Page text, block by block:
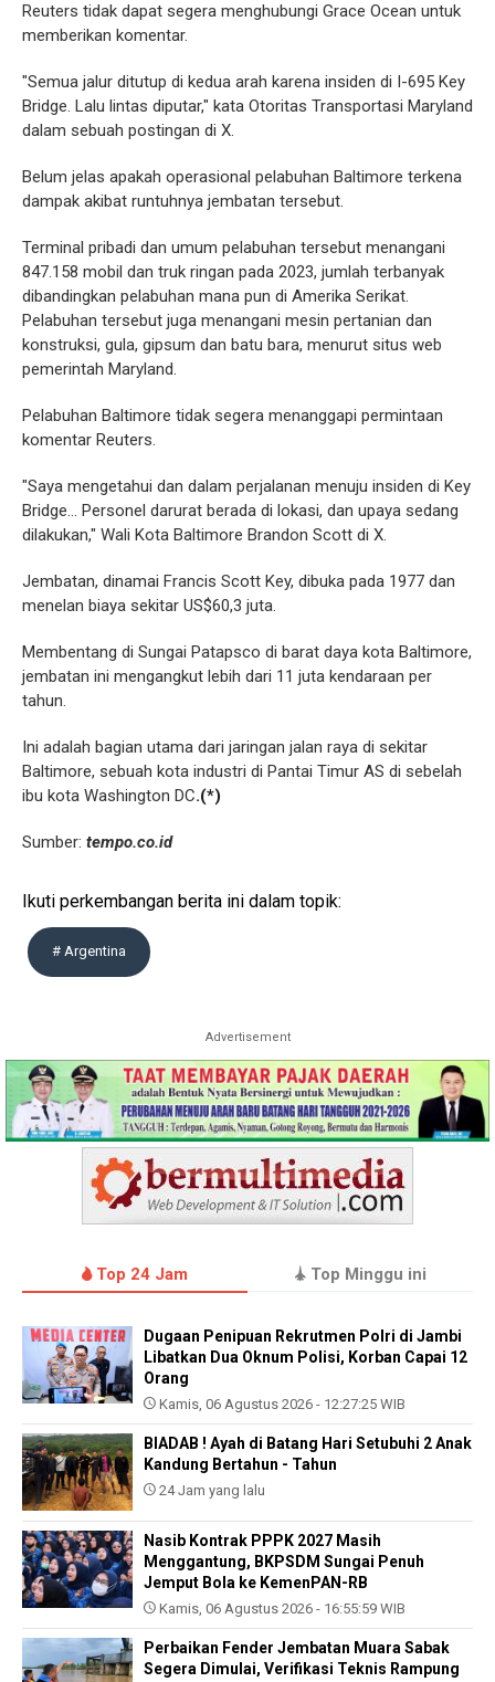
Reuters tidak dapat segera menghubungi Grace Ocean untuk
memberikan komentar.
"Semua jalur ditutup di kedua arah karena insiden di I-695 Key
Bridge. Lalu lintas diputar," kata Otoritas Transportasi Maryland
dalam sebuah postingan di X.
Belum jelas apakah operasional pelabuhan Baltimore terkena
dampak akibat runtuhnya jembatan tersebut.
Terminal pribadi dan umum pelabuhan tersebut menangani
847.158 mobil dan truk ringan pada 2023, jumlah terbanyak
dibandingkan pelabuhan mana pun di Amerika Serikat.
Pelabuhan tersebut juga menangani mesin pertanian dan
konstruksi, gula, gipsum dan batu bara, menurut situs web
pemerintah Maryland.
Pelabuhan Baltimore tidak segera menanggapi permintaan
komentar Reuters.
"Saya mengetahui dan dalam perjalanan menuju insiden di Key
Bridge... Personel darurat berada di lokasi, dan upaya sedang
dilakukan," Wali Kota Baltimore Brandon Scott di X.
Jembatan, dinamai Francis Scott Key, dibuka pada 1977 dan
menelan biaya sekitar US$60,3 juta.
Membentang di Sungai Patapsco di barat daya kota Baltimore,
jembatan ini mengangkut lebih dari 11 juta kendaraan per
tahun.
Ini adalah bagian utama dari jaringan jalan raya di sekitar
Baltimore, sebuah kota industri di Pantai Timur AS di sebelah
ibu kota Washington DC.(*)
Sumber: tempo.co.id
Ikuti perkembangan berita ini dalam topik:
# Argentina
Advertisement
Top 24 Jam Top Minggu ini
Dugaan Penipuan Rekrutmen Polri di Jambi
Libatkan Dua Oknum Polisi, Korban Capai 12
Orang
Kamis, 06 Agustus 2026 - 12:27:25 WIB
BIADAB ! Ayah di Batang Hari Setubuhi 2 Anak
Kandung Bertahun - Tahun
24 Jam yang lalu
Nasib Kontrak PPPK 2027 Masih
Menggantung, BKPSDM Sungai Penuh
Jemput Bola ke KemenPAN-RB
Kamis, 06 Agustus 2026 - 16:55:59 WIB
Perbaikan Fender Jembatan Muara Sabak
Segera Dimulai, Verifikasi Teknis Rampung